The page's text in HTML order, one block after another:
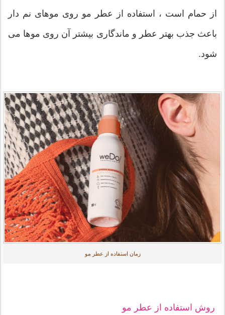
از حمام است ، استفاده از عطر مو روی موهای نم دار
باعث جذب بهتر عطر و ماندگاری بیشتر آن روی موها می
شود.
زمان استفاده از عطر مو
روش استفاده از عطر مو